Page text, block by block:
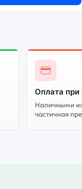
Оплата при
Наличными
частичная